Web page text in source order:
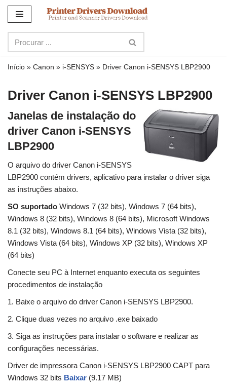
para
o
conteúdo
Início » Canon » i-SENSYS » Driver Canon i-SENSYS LBP2900
Driver Canon i-SENSYS LBP2900
Janelas de instalação do
driver Canon i-SENSYS
LBP2900
O arquivo do driver Canon i-SENSYS
LBP2900 contém drivers, aplicativo para instalar o driver siga
as instruções abaixo.
SO suportado Windows 7 (32 bits), Windows 7 (64 bits),
Windows 8 (32 bits), Windows 8 (64 bits), Microsoft Windows
8.1 (32 bits), Windows 8.1 (64 bits), Windows Vista (32 bits),
Windows Vista (64 bits), Windows XP (32 bits), Windows XP
(64 bits)
Conecte seu PC à Internet enquanto executa os seguintes
procedimentos de instalação
1. Baixe o arquivo do driver Canon i-SENSYS LBP2900.
2. Clique duas vezes no arquivo .exe baixado
3. Siga as instruções para instalar o software e realizar as
configurações necessárias.
Driver de impressora Canon i-SENSYS LBP2900 CAPT para
Windows 32 bits Baixar (9.17 MB)